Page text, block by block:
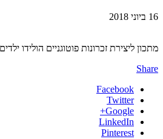
16 ביוני 2018
מתכון ליצירת זכרונות פוטוגניים הולידו
Share
Facebook
Twitter
Google+
LinkedIn
Pinterest